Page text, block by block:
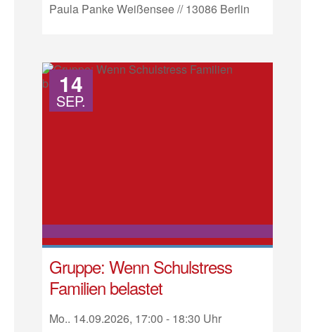
Paula Panke Weißensee // 13086 Berlin
14
SEP.
Gruppe: Wenn Schulstress
Familien belastet
Mo.. 14.09.2026, 17:00 - 18:30 Uhr